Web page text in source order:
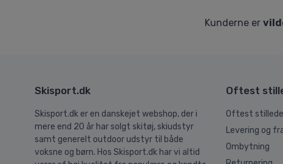
Kunderne er
Skisport.dk
Skisport.dk er en danskejet webshop, der i
mere end 20 år har solgt skitøj, skiudstyr
samt generelt outdoor udstyr til både
voksne og børn. Hos Skisport.dk har vi altid
Oftest
Oftest
Levering og
Ombytning